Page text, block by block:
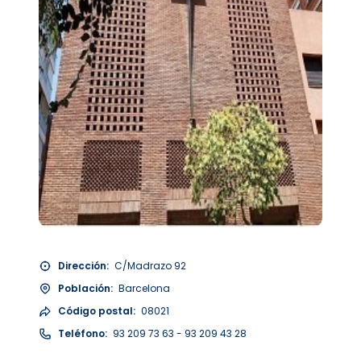
Dirección: C/Madrazo 92
Población: Barcelona
Código postal: 08021
Teléfono: 93 209 73 63 - 93 209 43 28